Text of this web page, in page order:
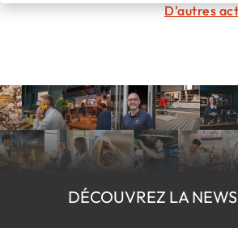
D'autres
DÉCOUVREZ LA